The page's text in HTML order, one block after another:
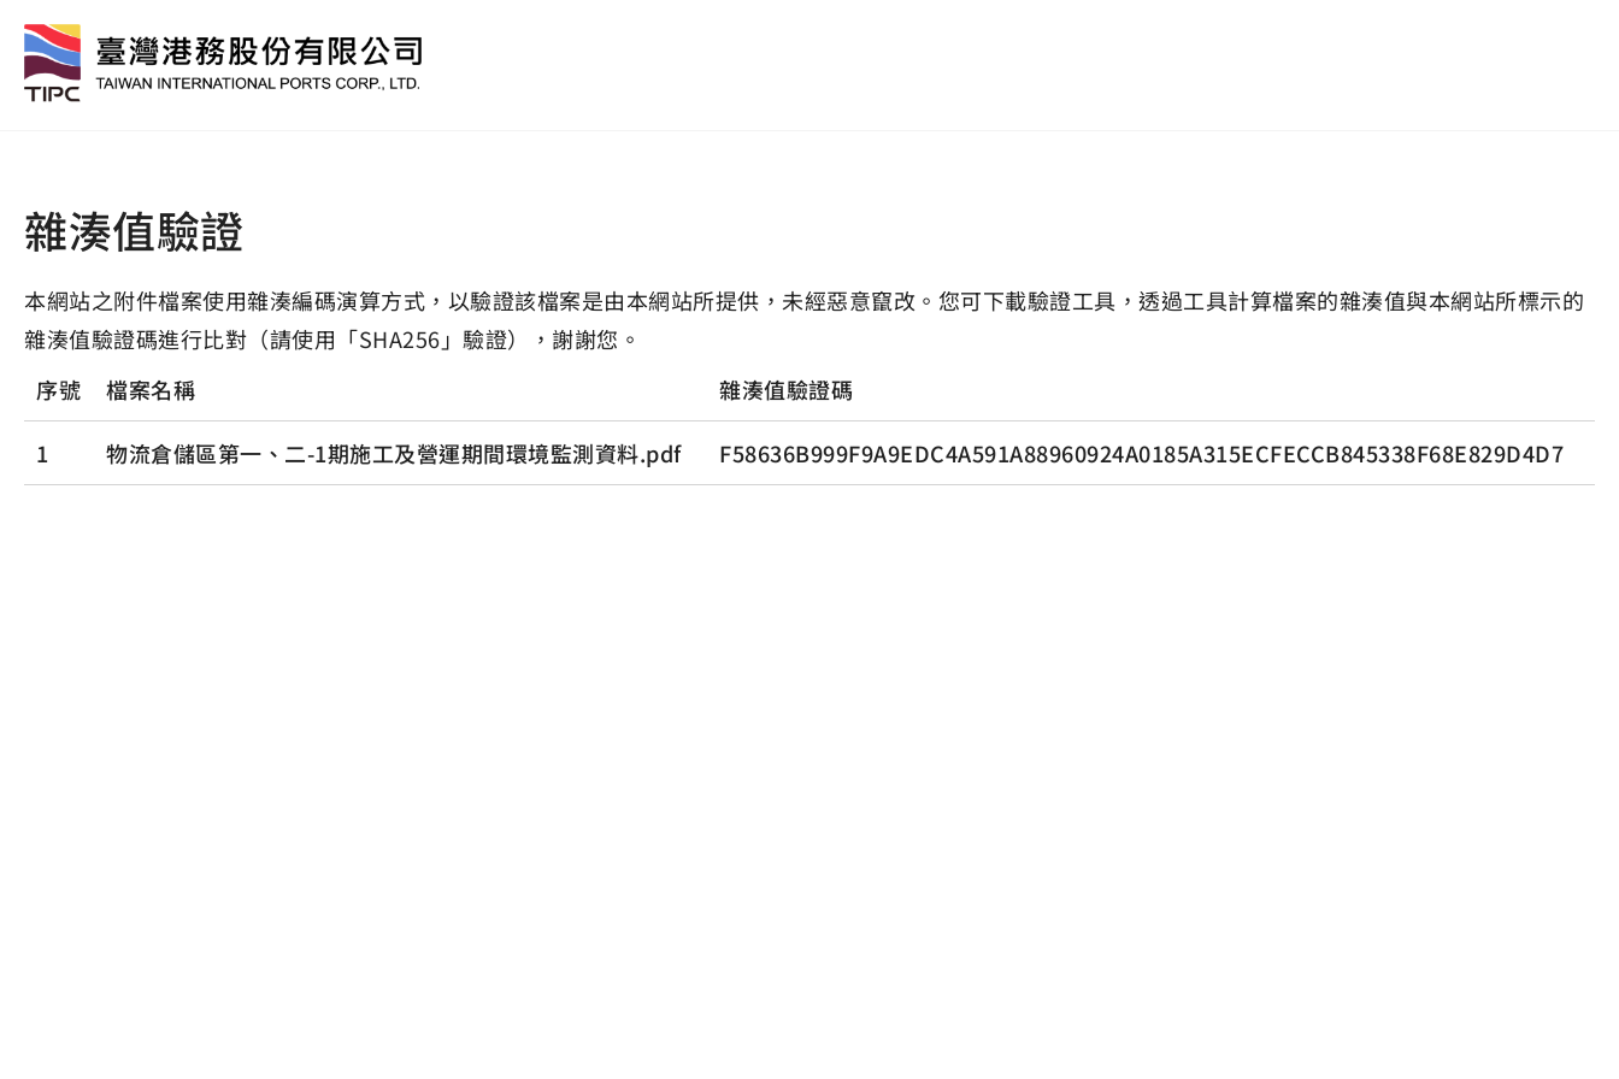
雜湊值驗證
本網站之附件檔案使用雜湊編碼演算方式，以驗證該檔案是由本網站所提供，未經惡意竄改。您可下載驗證工具，透過工具計算檔案的雜湊值與本網站所標示的
雜湊值驗證碼進行比對（請使用「SHA256」驗證），謝謝您。
序號
檔案名稱 雜湊值驗證碼
1 物流倉儲區第一、二-1期施工及營運期間環境監測資料.pdf F58636B999F9A9EDC4A591A88960924A0185A315ECFECCB845338F68E829D4D7